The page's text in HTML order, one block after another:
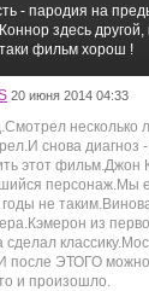
- пародия на
здесь другой,
фильм хорош !
20 июня 2014 04:33
несколько
снова диагноз
этот фильм.Джон
персонаж.Мы
годы не
из
после ЭТОГО
и произошло.